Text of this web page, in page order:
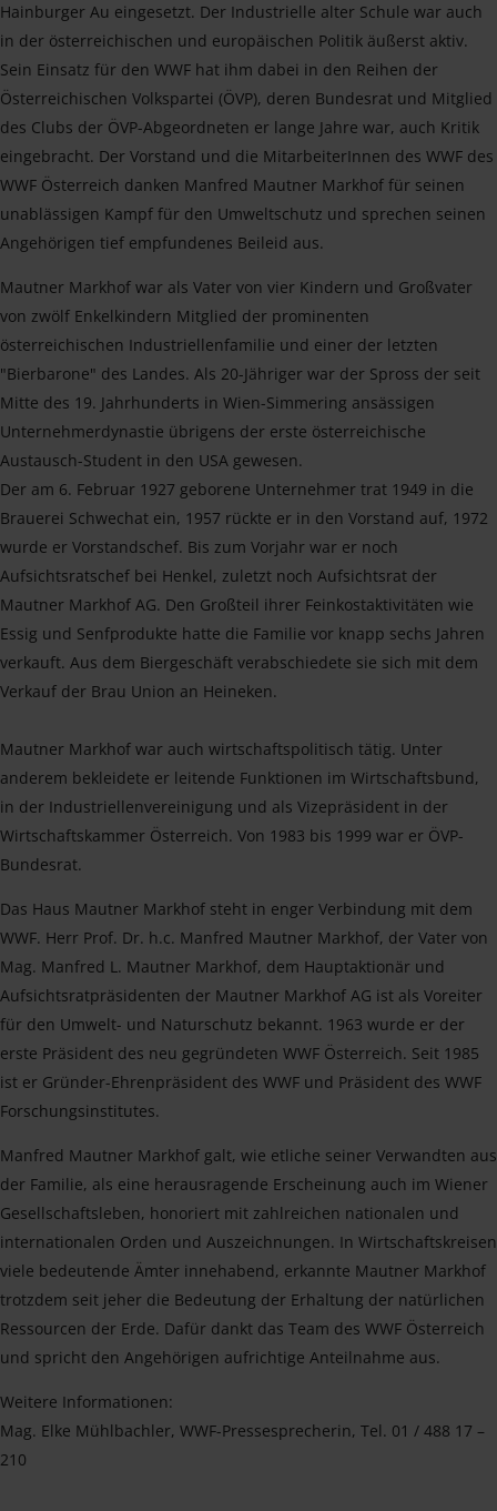
Hainburger Au eingesetzt. Der Industrielle alter Schule war auch
in der österreichischen und europäischen Politik äußerst aktiv.
Sein Einsatz für den WWF hat ihm dabei in den Reihen der
Österreichischen Volkspartei (ÖVP), deren Bundesrat und Mitglied
des Clubs der ÖVP-Abgeordneten er lange Jahre war, auch Kritik
eingebracht. Der Vorstand und die MitarbeiterInnen des WWF des
WWF Österreich danken Manfred Mautner Markhof für seinen
unablässigen Kampf für den Umweltschutz und sprechen seinen
Angehörigen tief empfundenes Beileid aus.
Mautner Markhof war als Vater von vier Kindern und Großvater
von zwölf Enkelkindern Mitglied der prominenten
österreichischen Industriellenfamilie und einer der letzten
"Bierbarone" des Landes. Als 20-Jähriger war der Spross der seit
Mitte des 19. Jahrhunderts in Wien-Simmering ansässigen
Unternehmerdynastie übrigens der erste österreichische
Austausch-Student in den USA gewesen.
Der am 6. Februar 1927 geborene Unternehmer trat 1949 in die
Brauerei Schwechat ein, 1957 rückte er in den Vorstand auf, 1972
wurde er Vorstandschef. Bis zum Vorjahr war er noch
Aufsichtsratschef bei Henkel, zuletzt noch Aufsichtsrat der
Mautner Markhof AG. Den Großteil ihrer Feinkostaktivitäten wie
Essig und Senfprodukte hatte die Familie vor knapp sechs Jahren
verkauft. Aus dem Biergeschäft verabschiedete sie sich mit dem
Verkauf der Brau Union an Heineken.
Mautner Markhof war auch wirtschaftspolitisch tätig. Unter
anderem bekleidete er leitende Funktionen im Wirtschaftsbund,
in der Industriellenvereinigung und als Vizepräsident in der
Wirtschaftskammer Österreich. Von 1983 bis 1999 war er ÖVP-
Bundesrat.
Das Haus Mautner Markhof steht in enger Verbindung mit dem
WWF. Herr Prof. Dr. h.c. Manfred Mautner Markhof, der Vater von
Mag. Manfred L. Mautner Markhof, dem Hauptaktionär und
Aufsichtsratpräsidenten der Mautner Markhof AG ist als Voreiter
für den Umwelt- und Naturschutz bekannt. 1963 wurde er der
erste Präsident des neu gegründeten WWF Österreich. Seit 1985
ist er Gründer-Ehrenpräsident des WWF und Präsident des WWF
Forschungsinstitutes.
Manfred Mautner Markhof galt, wie etliche seiner Verwandten aus
der Familie, als eine herausragende Erscheinung auch im Wiener
Gesellschaftsleben, honoriert mit zahlreichen nationalen und
internationalen Orden und Auszeichnungen. In Wirtschaftskreisen
viele bedeutende Ämter innehabend, erkannte Mautner Markhof
trotzdem seit jeher die Bedeutung der Erhaltung der natürlichen
Ressourcen der Erde. Dafür dankt das Team des WWF Österreich
und spricht den Angehörigen aufrichtige Anteilnahme aus.
Weitere Informationen:
Mag. Elke Mühlbachler, WWF-Pressesprecherin, Tel. 01 / 488 17 –
210